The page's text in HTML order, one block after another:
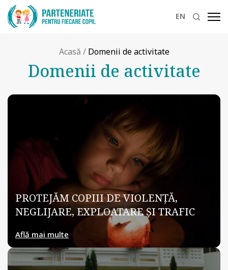
EN
Acasă / Domenii de activitate
Domenii de activitate
PROTEJĂM COPIII DE VIOLENŢĂ,
NEGLIJARE, EXPLOATARE ȘI TRAFIC
Află mai multe